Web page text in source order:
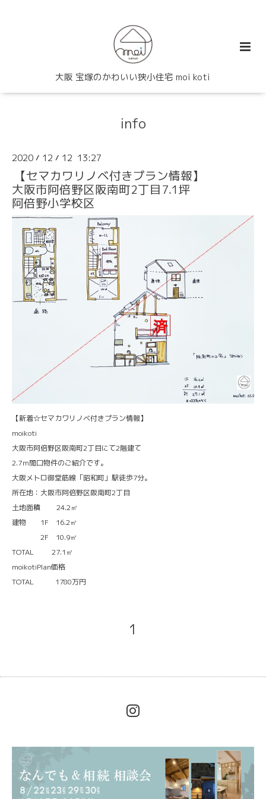
大阪 宝塚のかわいい狭小住宅 moi koti
info
2020 / 12 / 12 13:27
【セマカワリノベ付きプラン情報】
大阪市阿倍野区阪南町2丁目7.1坪
阿倍野小学校区
【新着☆セマカワリノベ付きプラン情報】
moikoti
大阪市阿倍野区阪南町2丁目にて2階建て
2.7ｍ間口物件のご紹介です。
大阪メトロ御堂筋線「昭和町」駅徒歩7分。
所在地：大阪市阿倍野区阪南町2丁目
土地面積 24.2㎡
建物 1F 16.2㎡
2F 10.9㎡
TOTAL 27.1㎡
moikotiPlan価格
TOTAL 1780万円
1